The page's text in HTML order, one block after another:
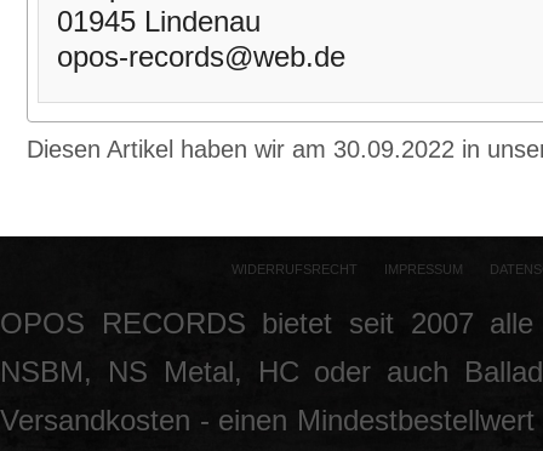
01945 Lindenau
opos-records@web.de
Diesen Artikel haben wir am 30.09.2022 in
WIDERRUFSRECHT IMPRESSUM
OPOS RECORDS bietet seit 2007
NSBM, NS Metal, HC oder auch
Versandkosten - einen